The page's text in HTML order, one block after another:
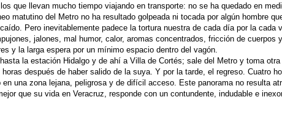
que llevan mucho tiempo viajando en transporte: no se ha quedado en
matutino del Metro no ha resultado golpeada ni tocada por algún hombre
Pero inevitablemente padece la tortura nuestra de cada día por la cada
jalones, mal humor, calor, aromas concentrados, fricción de cuerpos
y la larga espera por un mínimo espacio dentro del vagón.
la estación Hidalgo y de ahí a Villa de Cortés; sale del Metro y toma
después de haber salido de la suya. Y por la tarde, el regreso. Cuatro
una zona lejana, peligrosa y de difícil acceso. Este panorama no resulta
que su vida en Veracruz, responde con un contundente, indudable e